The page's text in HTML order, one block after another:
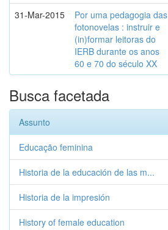
31-Mar-2015
Por uma pedagogia das
fotonovelas : instruir e
(in)formar leitoras do
IERB durante os anos
60 e 70 do século XX
Busca facetada
Assunto
Educação feminina
Historia de la educación de las m...
Historia de la impresión
History of female education